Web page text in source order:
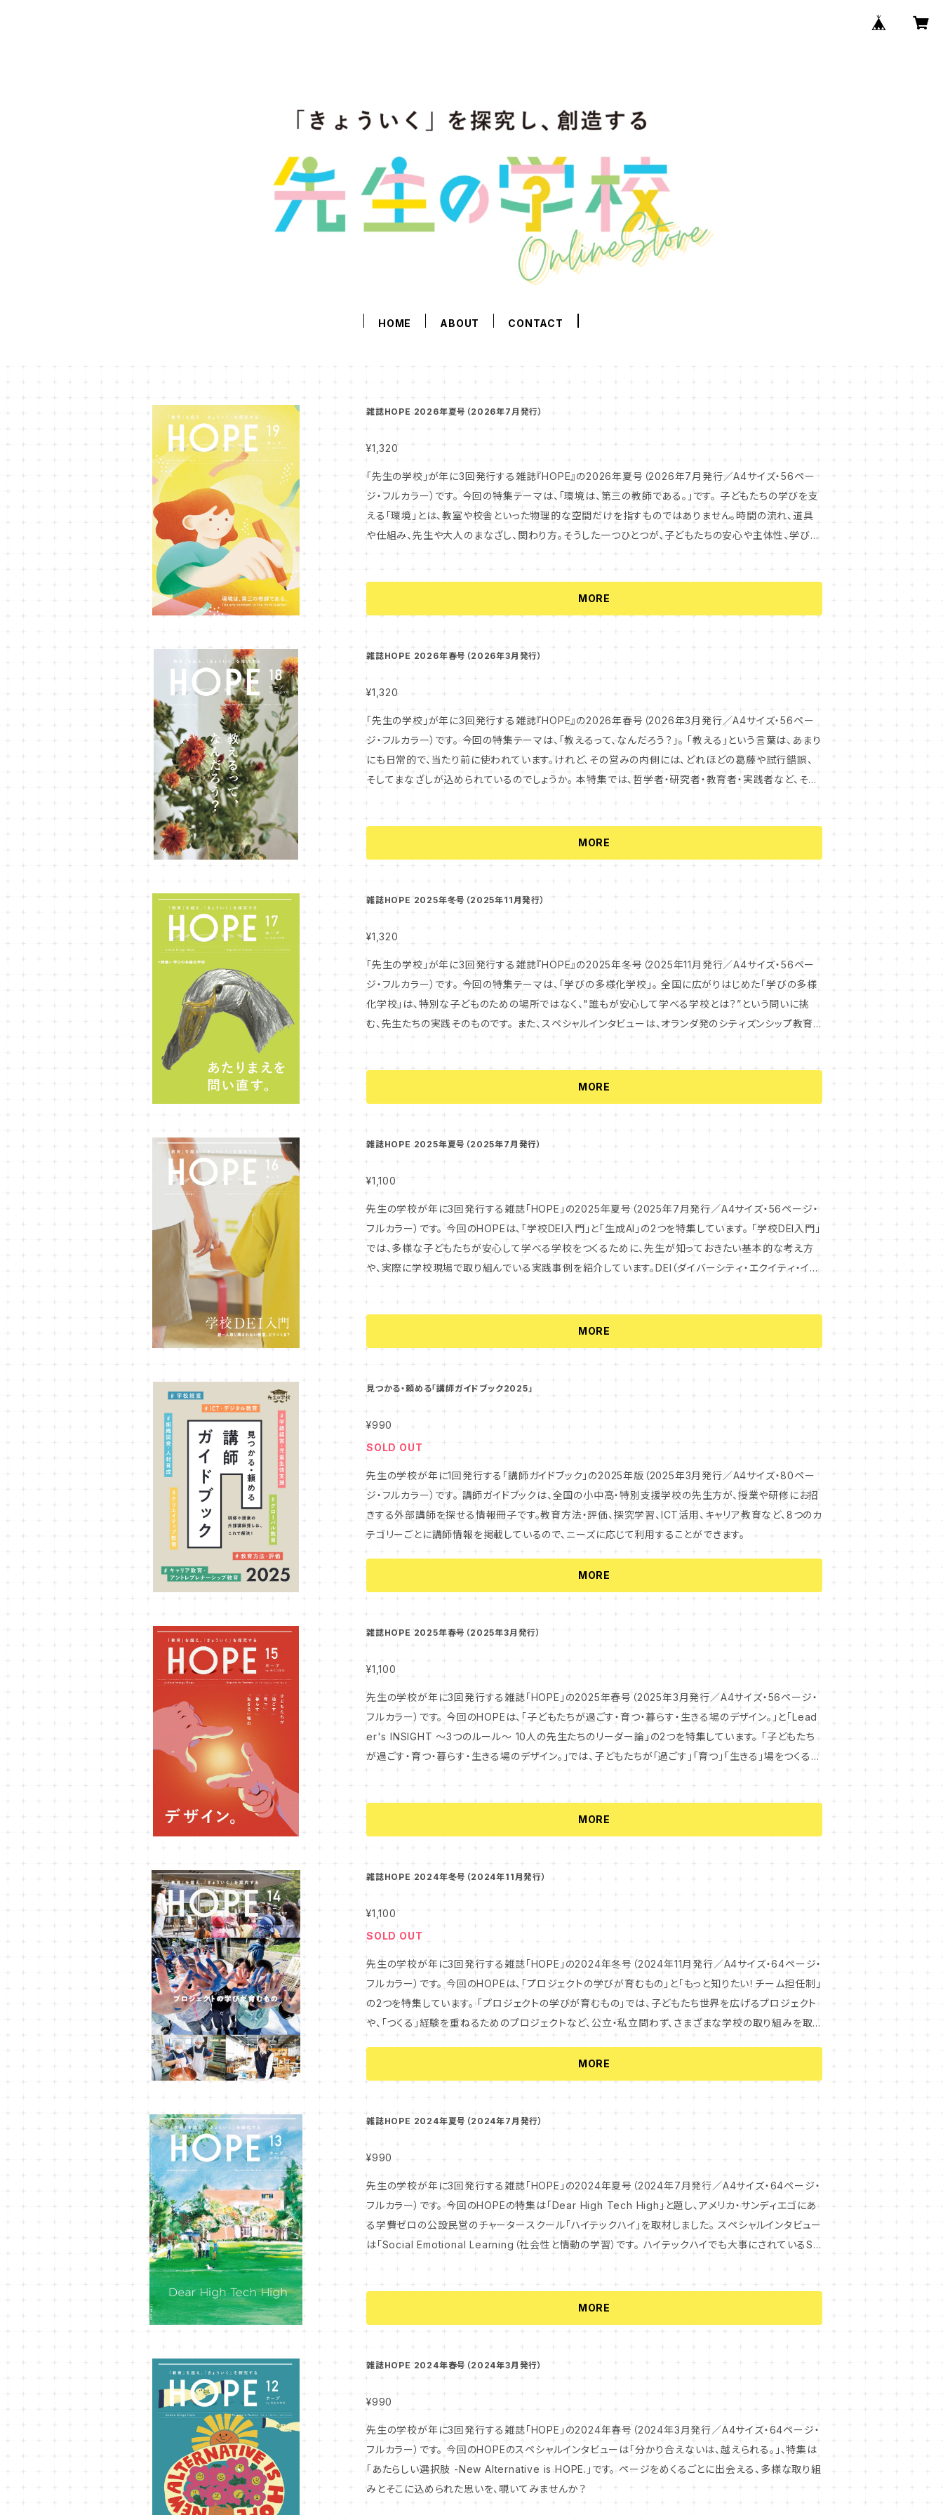
HOME ABOUT CONTACT
雑誌HOPE 2026年夏号（2026年7月発行）
¥1,320
「先生の学校」が年に3回発行する雑誌『HOPE』の2026年夏号（2026年7月発行／A4サイズ・56ペー
ジ・フルカラー）です。 今回の特集テーマは、「環境は、第三の教師である。」です。 子どもたちの学びを支
える「環境」とは、教室や校舎といった物理的な空間だけを指すものではありません。時間の流れ、道具
や仕組み、先生や大人のまなざし、関わり方。そうした一つひとつが、子どもたちの安心や主体性、学びの
し、つくり変えていけるのか。その実践から、これからの学校づくりのヒントを探ります。 また、スペシャル
インタビューのテーマは、「教育とパターン・ランゲージ」です。 教育の現場には、まだ名前のついていな
こと、あの先生だからできるように見えていたこと。そうした暗黙知を言葉にし、次の実践へとつないでい
つめる一冊です。 ぜひ手に取ってお読みください。
MORE
雑誌HOPE 2026年春号（2026年3月発行）
¥1,320
「先生の学校」が年に3回発行する雑誌『HOPE』の2026年春号（2026年3月発行／A4サイズ・56ペー
ジ・フルカラー）です。 今回の特集テーマは、「教えるって、なんだろう？」。 「教える」という言葉は、あまり
にも日常的で、当たり前に使われています。けれど、その営みの内側には、どれほどの葛藤や試行錯誤、
そしてまなざしが込められているのでしょうか。 本特集では、哲学者・研究者・教育者・実践者など、それ
る」という営みの本質をたどります。 また、スペシャルインタビューのテーマは、「もし、学校に臨床心理の
に専門家がいる学校の風景とともに、その背景にある臨床心理の視点を紐解きます。 教育のいまをまっ
MORE
雑誌HOPE 2025年冬号（2025年11月発行）
¥1,320
「先生の学校」が年に3回発行する雑誌『HOPE』の2025年冬号（2025年11月発行／A4サイズ・56ペー
ジ・フルカラー）です。 今回の特集テーマは、「学びの多様化学校」。 全国に広がりはじめた「学びの多様
化学校」は、特別な子どものための場所ではなく、"誰もが安心して学べる学校とは？”という問いに挑
む、先生たちの実践そのものです。 また、スペシャルインタビューは、オランダ発のシティズンシップ教育
MORE
雑誌HOPE 2025年夏号（2025年7月発行）
¥1,100
先生の学校が年に3回発行する雑誌「HOPE」の2025年夏号（2025年7月発行／A4サイズ・56ページ・
フルカラー）です。 今回のHOPEは、「学校DEI入門」と「生成AI」の2つを特集しています。 「学校DEI入門」
では、多様な子どもたちが安心して学べる学校をつくるために、先生が知っておきたい基本的な考え方
や、実際に学校現場で取り組んでいる実践事例を紹介しています。DEI（ダイバーシティ・エクイティ・イン
クルージョン）という言葉が気になっている方にぴったりの内容です。 「生成AI」特集では、先生たちが実
MORE
見つかる・頼める「講師ガイドブック2025」
¥990
SOLD OUT
先生の学校が年に1回発行する「講師ガイドブック」の2025年版（2025年3月発行／A4サイズ・80ペー
ジ・フルカラー）です。 講師ガイドブックは、全国の小中高・特別支援学校の先生方が、授業や研修にお招
きする外部講師を探せる情報冊子です。教育方法・評価、探究学習、ICT活用、キャリア教育など、8つのカ
テゴリーごとに講師情報を掲載しているので、ニーズに応じて利用することができます。
MORE
雑誌HOPE 2025年春号（2025年3月発行）
¥1,100
先生の学校が年に3回発行する雑誌「HOPE」の2025年春号（2025年3月発行／A4サイズ・56ページ・
フルカラー）です。 今回のHOPEは、「子どもたちが過ごす・育つ・暮らす・生きる場のデザイン。」と「Lead
er's INSIGHT 〜3つのルール〜 10人の先生たちのリーダー論」の2つを特集しています。 「子どもたち
が過ごす・育つ・暮らす・生きる場のデザイン。」では、子どもたちが「過ごす」「育つ」「生きる」場をつくる
NSIGHT 〜3つのルール〜」で取り上げた10人の先生たちのリーダー論を抜粋して紹介します。
MORE
雑誌HOPE 2024年冬号（2024年11月発行）
¥1,100
SOLD OUT
先生の学校が年に3回発行する雑誌「HOPE」の2024年冬号（2024年11月発行／A4サイズ・64ページ・
フルカラー）です。 今回のHOPEは、「プロジェクトの学びが育むもの」と「もっと知りたい！チーム担任制」
の2つを特集しています。 「プロジェクトの学びが育むもの」では、子どもたち世界を広げるプロジェクト
や、「つくる」経験を重ねるためのプロジェクトなど、公立・私立問わず、さまざまな学校の取り組みを取
にお話を聞きました。手探りの中で取り組む生の声が、きっと「学校をアップデートしたい」「子どもたちも
先生たちも幸せな学校って？」と考えていらっしゃる先生方のヒントになるはずです。
MORE
雑誌HOPE 2024年夏号（2024年7月発行）
¥990
先生の学校が年に3回発行する雑誌「HOPE」の2024年夏号（2024年7月発行／A4サイズ・64ページ・
フルカラー）です。 今回のHOPEの特集は「Dear High Tech High」と題し、アメリカ・サンディエゴにあ
る学費ゼロの公設民営のチャータースクール「ハイテックハイ」を取材しました。 スペシャルインタビュー
は「Social Emotional Learning（社会性と情動の学習）です。 ハイテックハイでも大事にされているSE
MORE
雑誌HOPE 2024年春号（2024年3月発行）
¥990
先生の学校が年に3回発行する雑誌「HOPE」の2024年春号（2024年3月発行／A4サイズ・64ページ・
フルカラー）です。 今回のHOPEのスペシャルインタビューは「分かり合えないは、越えられる。」、特集は
「あたらしい選択肢 -New Alternative is HOPE.」です。 ページをめくるごとに出会える、多様な取り組
みとそこに込められた思いを、覗いてみませんか？